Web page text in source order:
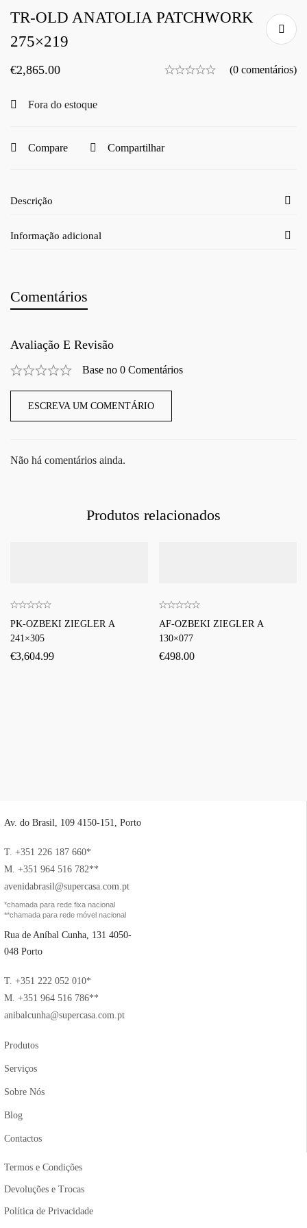
TR-OLD ANATOLIA PATCHWORK
275×219
€2,865.00 (0 comentários)
Fora do estoque
Compare Compartilhar
Descrição
Informação adicional
Comentários
Avaliação E Revisão
Base no 0 Comentários
ESCREVA UM COMENTÁRIO
Não há comentários ainda.
Produtos relacionados
PK-OZBEKI ZIEGLER A
241×305
€3,604.99
AF-OZBEKI ZIEGLER A
130×077
€498.00
Av. do Brasil, 109 4150-151, Porto
T. +351 226 187 660*
M. +351 964 516 782**
avenidabrasil@supercasa.com.pt
*chamada para rede fixa nacional
**chamada para rede móvel nacional
Rua de Aníbal Cunha, 131 4050-
048 Porto
T. +351 222 052 010*
M. +351 964 516 786**
anibalcunha@supercasa.com.pt
Produtos
Serviços
Sobre Nós
Blog
Contactos
Termos e Condições
Devoluções e Trocas
Política de Privacidade